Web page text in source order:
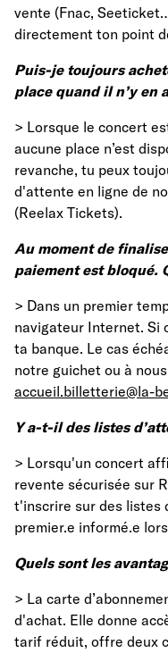
vente (Fnac,
directement ton point
Puis-je toujours
place quand il n’y en
> Lorsque le concert
aucune place n’est
revanche, tu peux
d'attente en ligne de
(Reelax Tickets).
Au moment de
paiement est bloqué.
> Dans un premier
navigateur Internet. Si
ta banque. Le cas
notre guichet ou à
accueil.billetterie@la-
Y a-t-il des listes
> Lorsqu'un concert
revente sécurisée sur
t'inscrire sur des listes
premier.e informé.e
Quels sont les
> La carte
d'achat. Elle donne
tarif réduit, offre deux